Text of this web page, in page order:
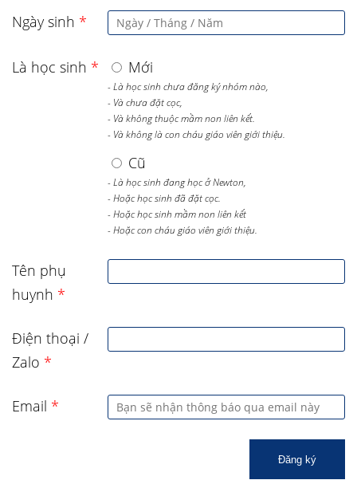
Ngày sinh *
Là học sinh * Mới
- Là học sinh chưa đăng ký nhóm nào,
- Và chưa đặt cọc,
- Và không thuộc mầm non liên kết.
- Và không là con cháu giáo viên giới thiệu.
Cũ
- Là học sinh đang học ở Newton,
- Hoặc học sinh đã đặt cọc.
- Hoặc học sinh mầm non liên kết
- Hoặc con cháu giáo viên giới thiệu.
Tên phụ
huynh *
Điện thoại /
Zalo *
Email *
Đăng ký